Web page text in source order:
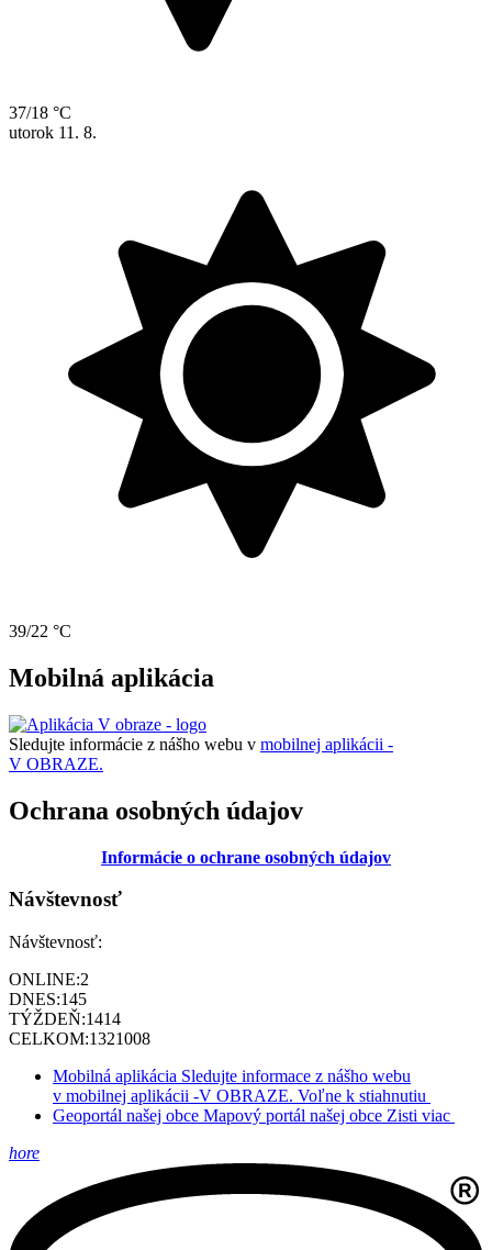
37/18 °C
utorok 11. 8.
39/22 °C
Mobilná aplikácia
Sledujte informácie z nášho webu v mobilnej aplikácii -
V OBRAZE.
Ochrana osobných údajov
Informácie o ochrane osobných údajov
Návštevnosť
Návštevnosť:
ONLINE:2
DNES:145
TÝŽDEŇ:1414
CELKOM:1321008
Mobilná aplikácia Sledujte informace z nášho webu
v mobilnej aplikácii -V OBRAZE. Voľne k stiahnutiu
Geoportál našej obce Mapový portál našej obce Zisti viac
hore